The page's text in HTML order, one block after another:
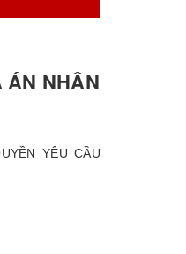
ÁN NHÂN
YÊU CẦU